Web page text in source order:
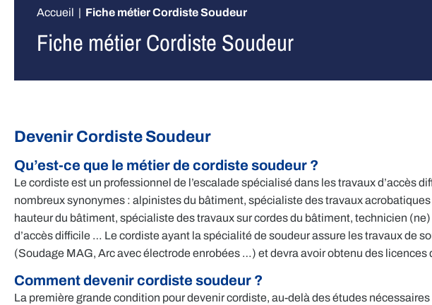
Accueil | Fiche métier Cordiste Soudeur
Fiche métier Cordiste Soudeur
Devenir Cordiste Soudeur
Qu’est-ce que le métier de cordiste soudeur ?
Le cordiste est un professionnel de l’escalade spécialisé dans les travaux d’accès
nombreux synonymes : alpinistes du bâtiment, spécialiste des travaux
hauteur du bâtiment, spécialiste des travaux sur cordes du bâtiment, technicien
d’accès difficile … Le cordiste ayant la spécialité de soudeur assure les travaux de
(Soudage MAG, Arc avec électrode enrobées …) et devra avoir obtenu des licences
Comment devenir cordiste soudeur ?
La première grande condition pour devenir cordiste, au-delà des études nécessaires